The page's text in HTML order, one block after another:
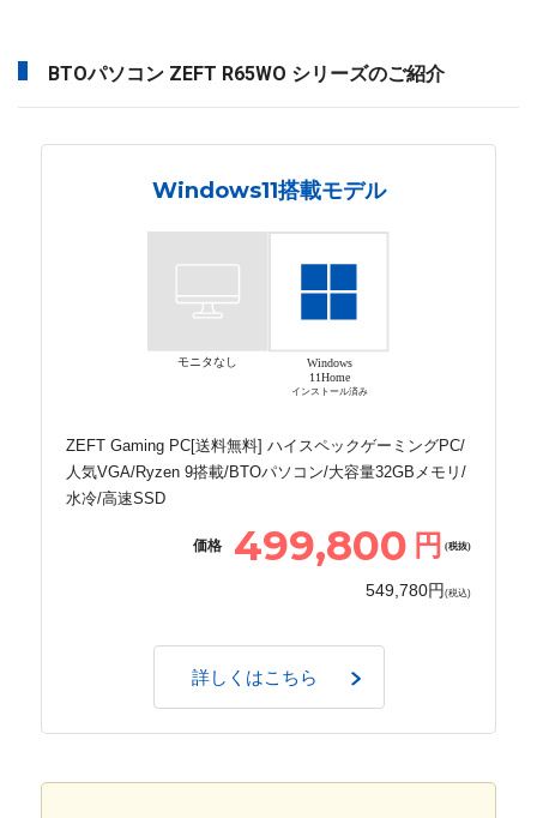
BTOパソコン ZEFT R65WO シリーズのご紹介
Windows11搭載モデル
モニタなし
Windows
11Home
インストール済み
ZEFT Gaming PC[送料無料] ハイスペックゲーミングPC/
人気VGA/Ryzen 9搭載/BTOパソコン/大容量32GBメモリ/
水冷/高速SSD
価格 499,800 円 (税抜)
549,780円 (税込)
詳しくはこちら